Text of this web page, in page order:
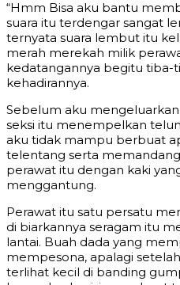
“Hmm Bisa aku bantu
suara itu terdengar sangat
ternyata suara lembut itu
merah merekah milik
kedatangannya begitu tiba-
kehadirannya.
Sebelum aku
seksi itu menempelkan
aku tidak mampu berbuat
telentang serta
perawat itu dengan kaki
menggantung.
Perawat itu satu persatu
di biarkannya seragam itu
lantai. Buah dada yang
mempesona, apalagi
terlihat kecil di banding